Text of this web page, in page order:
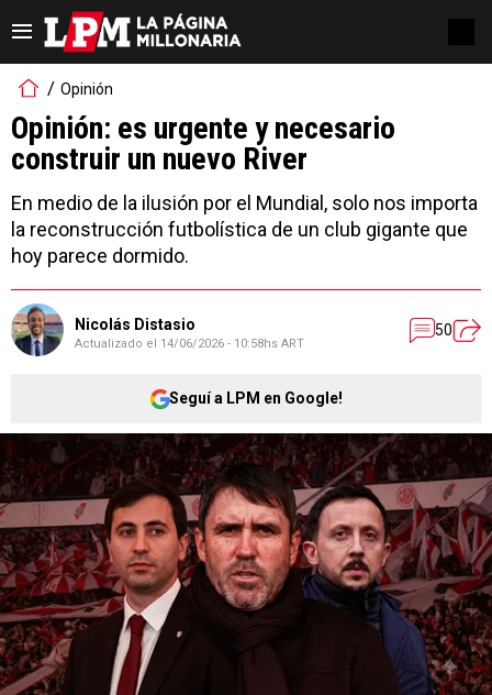
Opinión
Opinión: es urgente y necesario
construir un nuevo River
En medio de la ilusión por el Mundial, solo nos importa
la reconstrucción futbolística de un club gigante que
hoy parece dormido.
Nicolás Distasio
Actualizado el 14/06/2026 - 10:58hs ART
50
Seguí a LPM en Google!